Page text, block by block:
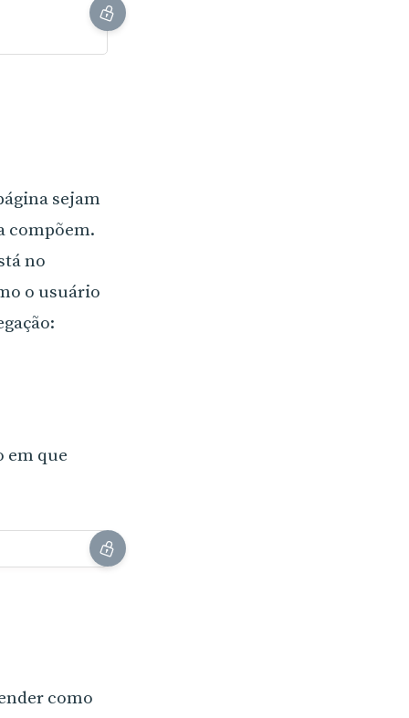
sejam
compõem.
no
o usuário
em que
como